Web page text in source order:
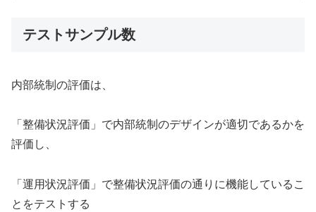
テストサンプル数
内部統制の評価は、
「整備状況評価」で内部統制のデザインが適切であるかを
評価し、
「運用状況評価」で整備状況評価の通りに機能しているこ
とをテストする